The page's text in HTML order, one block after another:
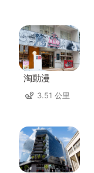
淘動漫
3.51 公里